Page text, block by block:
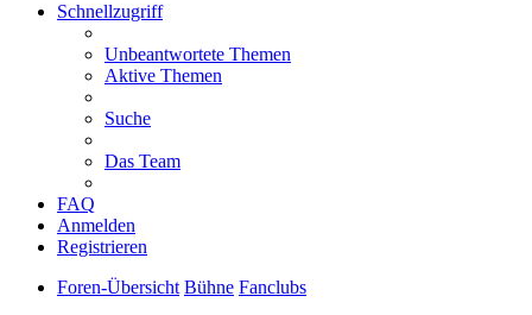
Schnellzugriff
Unbeantwortete Themen
Aktive Themen
Suche
Das Team
FAQ
Anmelden
Registrieren
Foren-Übersicht Bühne Fanclubs